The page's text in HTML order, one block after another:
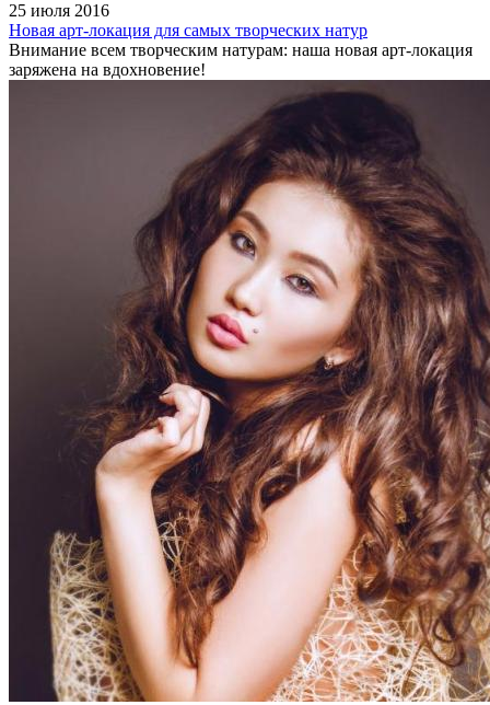
25 июля 2016
Новая арт-локация для самых творческих натур
Внимание всем творческим натурам: наша новая арт-локация
заряжена на вдохновение!